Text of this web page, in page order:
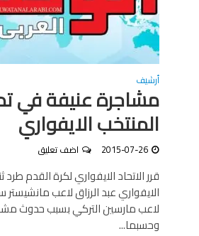
أرشيف
مشاجرة عنيفة في
المنتخب الايفواري
2015-07-26 اضف تعليق
قرر الاتحاد الايفواري لكرة القدم طرد
الايفواري عبد الرزاق لاعب
لاعب مارسين التركي بسبب حدوث
وحسبما...